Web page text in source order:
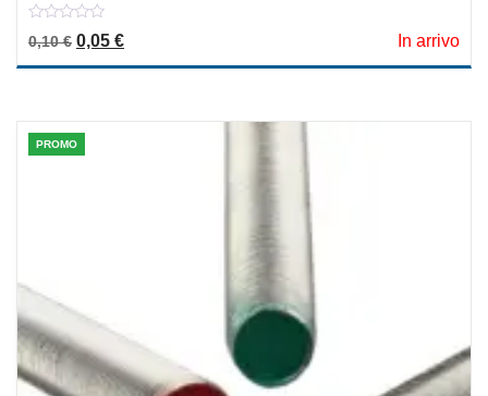
out
0,10€ Il prezzo originale era: 0,10 €.
0,05 €Il prezzo attuale è: 0,05 €. In arrivo
PROMO